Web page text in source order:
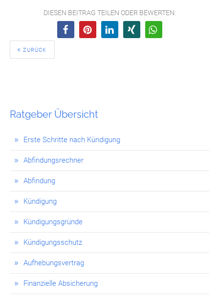
Ratgeber Übersicht
Erste Schritte nach Kündigung
Abfindungsrechner
Abfindung
Kündigung
Kündigungsgründe
Kündigungsschutz
Aufhebungsvertrag
Finanzielle Absicherung
DIESEN BEITRAG TEILEN ODER BEWERTEN:
ZURÜCK